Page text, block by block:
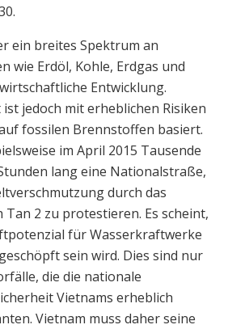
ein breites Spektrum an
wie Erdöl, Kohle, Erdgas und
Entwicklung.
jedoch mit erheblichen Risiken
fossilen Brennstoffen basiert.
im April 2015 Tausende
lang eine Nationalstraße,
durch das
2 zu protestieren. Es scheint,
für Wasserkraftwerke
sein wird. Dies sind nur
die die nationale
Vietnams erheblich
Vietnam muss daher seine